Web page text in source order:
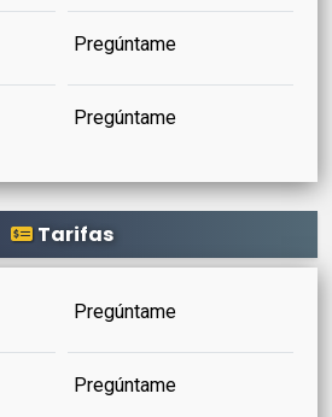
Pregúntame
Pregúntame
Tarifas
Pregúntame
Pregúntame